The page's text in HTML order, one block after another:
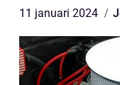
11 januari 2024